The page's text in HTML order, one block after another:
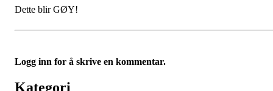
Dette blir GØY!
Logg inn for å skrive en kommentar.
Kategori